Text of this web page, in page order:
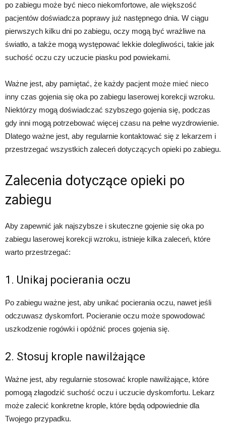
po zabiegu może być nieco niekomfortowe, ale większość
pacjentów doświadcza poprawy już następnego dnia. W ciągu
pierwszych kilku dni po zabiegu, oczy mogą być wrażliwe na
światło, a także mogą występować lekkie dolegliwości, takie jak
suchość oczu czy uczucie piasku pod powiekami.
Ważne jest, aby pamiętać, że każdy pacjent może mieć nieco
inny czas gojenia się oka po zabiegu laserowej korekcji wzroku.
Niektórzy mogą doświadczać szybszego gojenia się, podczas
gdy inni mogą potrzebować więcej czasu na pełne wyzdrowienie.
Dlatego ważne jest, aby regularnie kontaktować się z lekarzem i
przestrzegać wszystkich zaleceń dotyczących opieki po zabiegu.
Zalecenia dotyczące opieki po
zabiegu
Aby zapewnić jak najszybsze i skuteczne gojenie się oka po
zabiegu laserowej korekcji wzroku, istnieje kilka zaleceń, które
warto przestrzegać:
1. Unikaj pocierania oczu
Po zabiegu ważne jest, aby unikać pocierania oczu, nawet jeśli
odczuwasz dyskomfort. Pocieranie oczu może spowodować
uszkodzenie rogówki i opóźnić proces gojenia się.
2. Stosuj krople nawilżające
Ważne jest, aby regularnie stosować krople nawilżające, które
pomogą złagodzić suchość oczu i uczucie dyskomfortu. Lekarz
może zalecić konkretne krople, które będą odpowiednie dla
Twojego przypadku.